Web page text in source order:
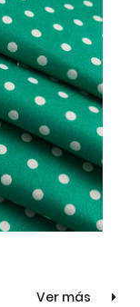
Ver más